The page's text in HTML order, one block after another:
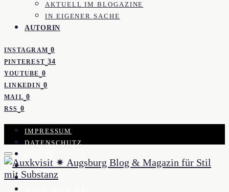
AKTUELL IM BLOGAZINE
IN EIGENER SACHE
AUTORIN
INSTAGRAM 0
PINTEREST 34
YOUTUBE 0
LINKEDIN 0
MAIL 0
RSS 0
IMPRESSUM
DATENSCHUTZ
KOOPERATION
KONTAKT